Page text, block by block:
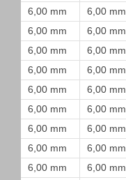
6,00 mm
6,00 mm
6,00 mm
6,00 mm
6,00 mm
6,00 mm
6,00 mm
6,00 mm
6,00 mm
6,00 mm
6,00 mm
6,00 mm
6,00 mm
6,00 mm
6,00 mm
6,00 mm
6,00 mm
6,00 mm